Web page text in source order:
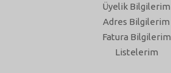
Üyelik Bilgilerim
Adres Bilgilerim
Fatura Bilgilerim
Listelerim